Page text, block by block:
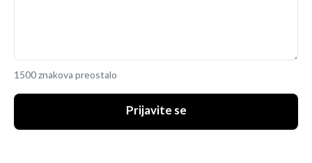
1500 znakova preostalo
Prijavite se